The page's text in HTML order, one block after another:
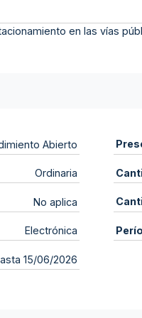
en las vías
Abierto
Ordinaria
No aplica
Electrónica
15/06/2026